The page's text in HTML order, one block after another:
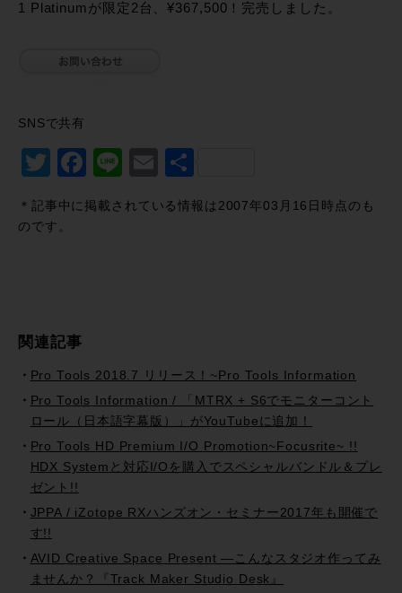
1 Platinumが限定2台、¥367,500！完売しました。
SNSで共有
Twitter
Facebook
LineEmail
＊記事中に掲載されている情報は2007年03月16日時点のも
のです。
関連記事
Pro Tools 2018.7 リリース！~Pro Tools Information
Pro Tools Information / 「MTRX + S6でモニターコント
ロール（日本語字幕版）」がYouTubeに追加！
Pro Tools HD Premium I/O Promotion~Focusrite~ !!
HDX Systemと対応I/Oを購入でスペシャルバンドル＆プレ
ゼント!!
JPPA / iZotope RXハンズオン・セミナー2017年も開催で
す!!
AVID Creative Space Present —こんなスタジオ作ってみ
ませんか？『Track Maker Studio Desk』